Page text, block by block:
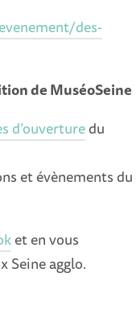
des-
de MuséoSeine
d’ouverturedu
et évènements du
et en vous
Seine agglo.